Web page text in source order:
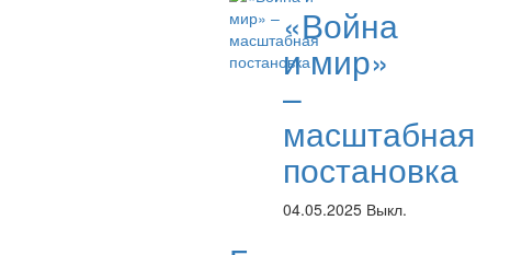
«Война
и мир»
–
масштабная
постановка
04.05.2025 Выкл.